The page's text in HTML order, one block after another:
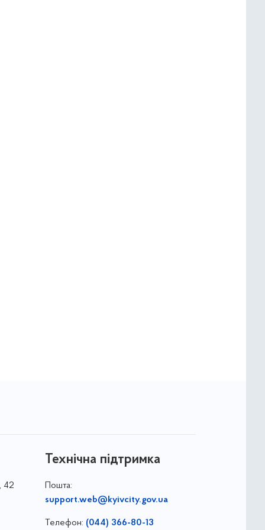
42
Технічна підтримка
Пошта:
support.web@kyivcity.gov.ua
Телефон: (044) 366-80-13